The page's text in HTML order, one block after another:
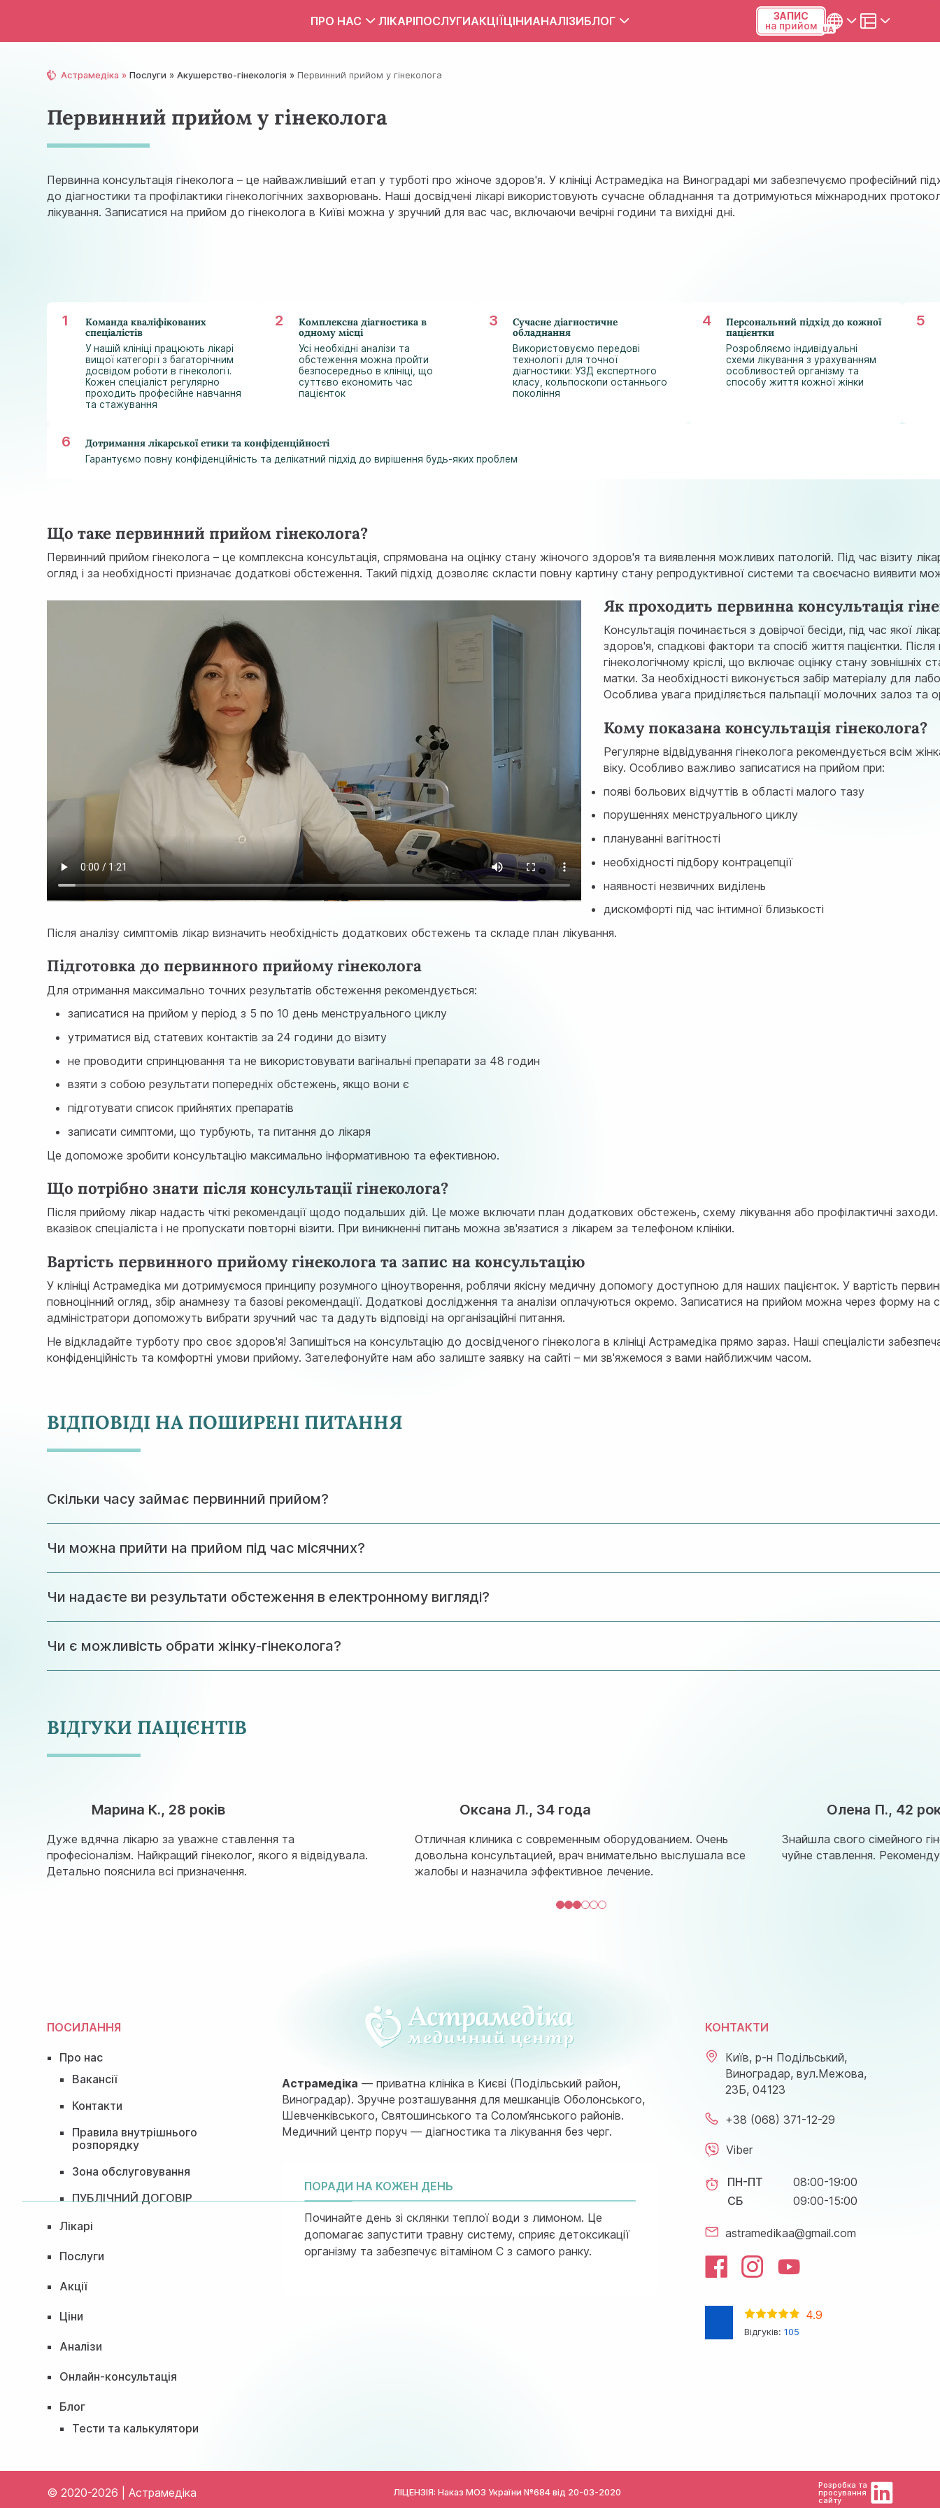
ПРО НАС
Контакти
ЛІКАРІПОСЛУГИАКЦІЇЦІНИАНАЛІЗИБЛОГ
ЗАПИС
на прийом
+38 (068) 371-12-29
astramedikaa@gmail.com
Астрамедіка Послуги Акушерство-гінекологія Первинний прийом у гінеколога
Первинний прийом у гінеколога
Первинна консультація гінеколога – це найважливіший етап у турботі про жіноче здоров'я. У клініці Астрамедіка на Виноградарі ми забезпечуємо професійний
до діагностики та профілактики гінекологічних захворювань. Наші досвідчені лікарі використовують сучасне обладнання та дотримуються міжнародних
лікування. Записатися на прийом до гінеколога в Київі можна у зручний для вас час, включаючи вечірні години та вихідні дні.
Команда кваліфікованих
спеціалістів
У нашій клініці працюють лікарі
вищої категорії з багаторічним
досвідом роботи в гінекології.
Кожен спеціаліст регулярно
проходить професійне навчання
та стажування
Комплексна діагностика в
одному місці
Усі необхідні аналізи та
обстеження можна пройти
безпосередньо в клініці, що
суттєво економить час
пацієнток
Сучасне діагностичне
обладнання
Використовуємо передові
технології для точної
діагностики: УЗД експертного
класу, кольпоскопи останнього
покоління
Персональний підхід до кожної
пацієнтки
Розробляємо індивідуальні
схеми лікування з урахуванням
особливостей організму та
способу життя кожної жінки
Дотримання лікарської етики та конфіденційності
Гарантуємо повну конфіденційність та делікатний підхід до вирішення будь-яких проблем
Що таке первинний прийом гінеколога?
Первинний прийом гінеколога – це комплексна консультація, спрямована на оцінку стану жіночого здоров'я та виявлення можливих патологій. Під час візиту
огляд і за необхідності призначає додаткові обстеження. Такий підхід дозволяє скласти повну картину стану репродуктивної системи та своєчасно виявити
Як проходить первинна консультація
Консультація починається з довірчої бесіди, під час якої
здоров'я, спадкові фактори та спосіб життя пацієнтки.
гінекологічному кріслі, що включає оцінку стану зовнішніх
матки. За необхідності виконується забір матеріалу для
Особлива увага приділяється пальпації молочних залоз та
Кому показана консультація гінеколога?
Регулярне відвідування гінеколога рекомендується всім
віку. Особливо важливо записатися на прийом при:
появі больових відчуттів в області малого тазу
порушеннях менструального циклу
плануванні вагітності
необхідності підбору контрацепції
наявності незвичних виділень
дискомфорті під час інтимної близькості
Після аналізу симптомів лікар визначить необхідність додаткових обстежень та складе план лікування.
Підготовка до первинного прийому гінеколога
Для отримання максимально точних результатів обстеження рекомендується:
записатися на прийом у період з 5 по 10 день менструального циклу
утриматися від статевих контактів за 24 години до візиту
не проводити спринцювання та не використовувати вагінальні препарати за 48 годин
взяти з собою результати попередніх обстежень, якщо вони є
підготувати список прийнятих препаратів
записати симптоми, що турбують, та питання до лікаря
Це допоможе зробити консультацію максимально інформативною та ефективною.
Що потрібно знати після консультації гінеколога?
Після прийому лікар надасть чіткі рекомендації щодо подальших дій. Це може включати план додаткових обстежень, схему лікування або профілактичні
вказівок спеціаліста і не пропускати повторні візити. При виникненні питань можна зв'язатися з лікарем за телефоном клініки.
Вартість первинного прийому гінеколога та запис на консультацію
У клініці Астрамедіка ми дотримуємося принципу розумного ціноутворення, роблячи якісну медичну допомогу доступною для наших пацієнток. У вартість
повноцінний огляд, збір анамнезу та базові рекомендації. Додаткові дослідження та аналізи оплачуються окремо. Записатися на прийом можна через форму на
адміністратори допоможуть вибрати зручний час та дадуть відповіді на організаційні питання.
Не відкладайте турботу про своє здоров'я! Запишіться на консультацію до досвідченого гінеколога в клініці Астрамедіка прямо зараз. Наші спеціалісти
конфіденційність та комфортні умови прийому. Зателефонуйте нам або залиште заявку на сайті – ми зв'яжемося з вами найближчим часом.
ВІДПОВІДІ НА ПОШИРЕНІ ПИТАННЯ
Скільки часу займає первинний прийом?
Чи можна прийти на прийом під час місячних?
Чи надаєте ви результати обстеження в електронному вигляді?
Чи є можливість обрати жінку-гінеколога?
ВІДГУКИ ПАЦІЄНТІВ
Марина К., 28 років
Дуже вдячна лікарю за уважне ставлення та
професіоналізм. Найкращий гінеколог, якого я відвідувала.
Детально пояснила всі призначення.
Оксана Л., 34 года
Отличная клиника с современным оборудованием. Очень
довольна консультацией, врач внимательно выслушала все
жалобы и назначила эффективное лечение.
Олена П., 42
Знайшла свого сімейного
чуйне ставлення.
ПОСИЛАННЯ
Про нас
Вакансії
Контакти
Правила внутрішнього
розпорядку
Зона обслуговування
ПУБЛІЧНИЙ ДОГОВІР
Лікарі
Послуги
Акції
Ціни
Аналізи
Онлайн-консультація
Блог
Тести та калькулятори
Астрамедіка — приватна клініка в Києві (Подільський район,
Виноградар). Зручне розташування для мешканців Оболонського,
Шевченківського, Святошинського та Солом’янського районів.
Медичний центр поруч — діагностика та лікування без черг.
ПОРАДИ НА КОЖЕН ДЕНЬ
Починайте день зі склянки теплої води з лимоном. Це
допомагає запустити травну систему, сприяє детоксикації
організму та забезпечує вітаміном C з самого ранку.
КОНТАКТИ
Київ, р-н Подільський,
Виноградар, вул.Межова,
23Б, 04123
+38 (068) 371-12-29
Viber
ПН-ПТ
08:00-19:00
СБ
09:00-15:00
astramedikaa@gmail.com
4.9
Відгуків: 105
© 2020-2026 | Астрамедіка ЛІЦЕНЗІЯ: Наказ МОЗ України №684 від 20-03-2020
Розробка та
просування
сайту